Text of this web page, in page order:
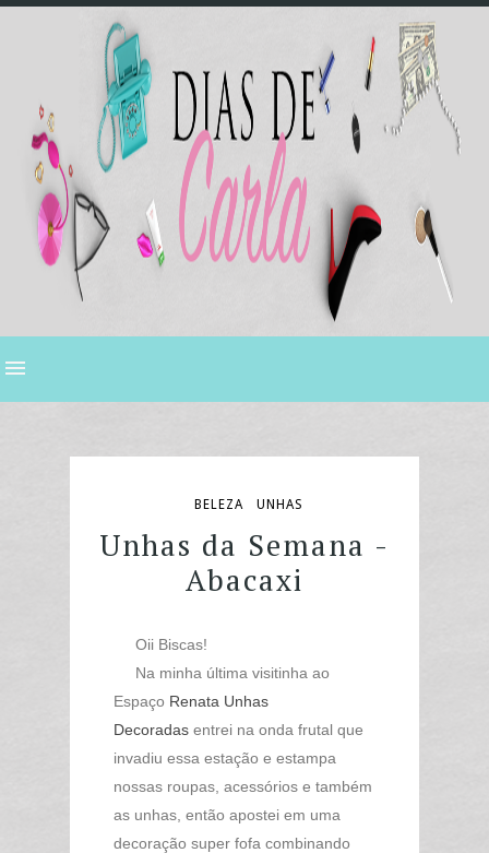
BELEZA UNHAS
Unhas da Semana -
Abacaxi
Oii Biscas!
Na minha última visitinha ao
Espaço Renata Unhas
Decoradas entrei na onda frutal que
invadiu essa estação e estampa
nossas roupas, acessórios e também
as unhas, então apostei em uma
decoração super fofa combinando